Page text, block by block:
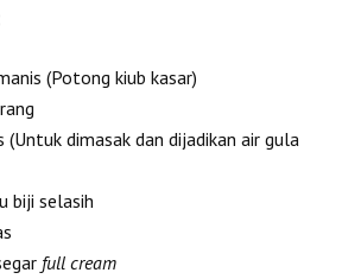
(Potong kiub kasar)
(Untuk dimasak dan dijadikan air gula
biji selasih
full cream